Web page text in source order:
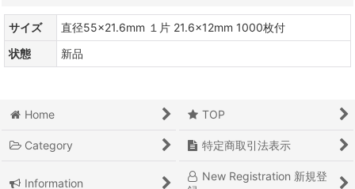
サイズ
直径55×21.6mm １片 21.6×12mm 1000枚付
状態
新品
Home TOP
Category 特定商取引法表示
Information
New Registration 新規登